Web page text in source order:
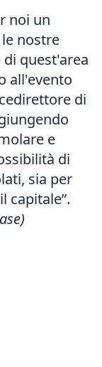
noi un
nostre
quest'area
all'evento
di
e
di
sia per
capitale”.